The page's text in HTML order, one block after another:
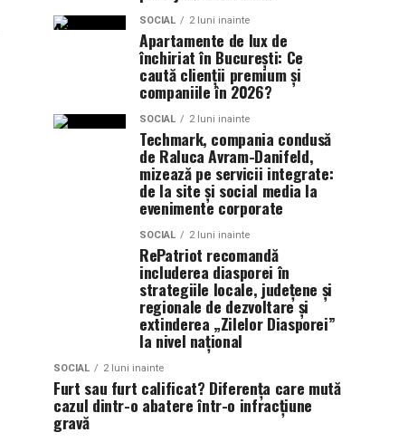
SOCIAL 2 luni inainte
Apartamente de lux de
închiriat în București: Ce
caută clienții premium și
companiile în 2026?
SOCIAL 2 luni inainte
Techmark, compania condusă
de Raluca Avram-Danifeld,
mizează pe servicii integrate:
de la site și social media la
evenimente corporate
SOCIAL 2 luni inainte
RePatriot recomandă
includerea diasporei în
strategiile locale, județene și
regionale de dezvoltare și
extinderea „Zilelor Diasporei”
la nivel național
SOCIAL 2 luni inainte
Furt sau furt calificat? Diferența care mută
cazul dintr-o abatere într-o infracțiune
gravă